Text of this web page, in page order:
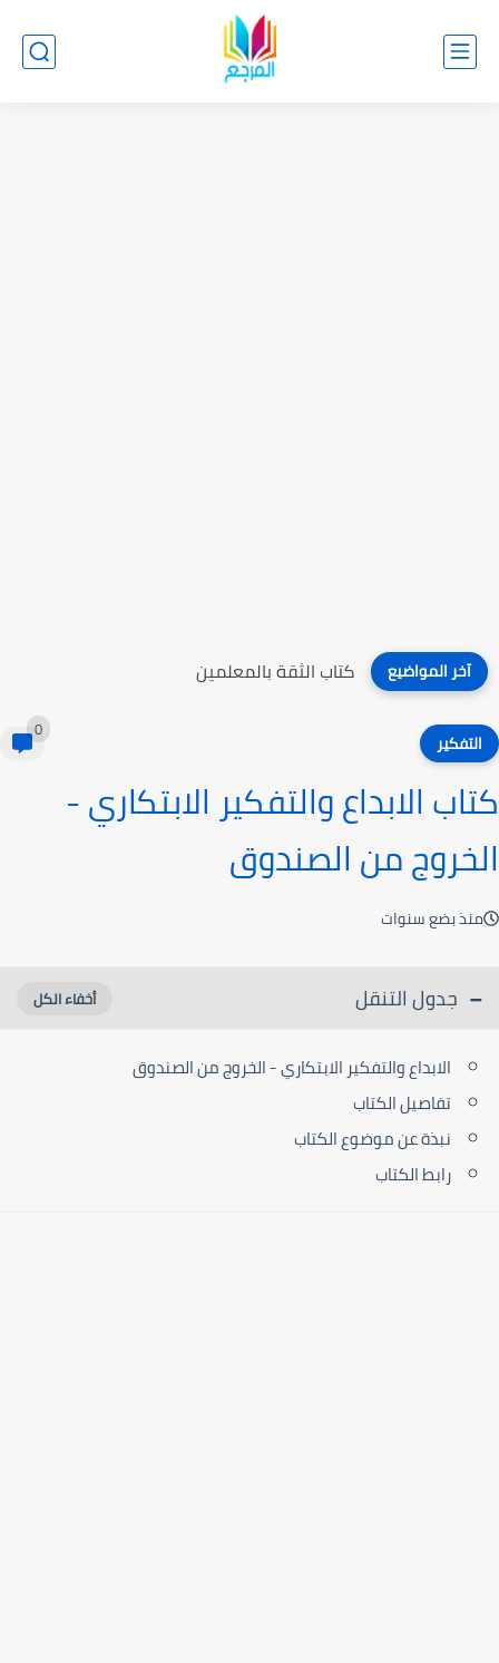
آخر المواضيع كتاب الثقة بالمعلمين
التفكير 0
كتاب الابداع والتفكير الابتكاري -
الخروج من الصندوق
منذ بضع سنوات
جدول التنقل
الابداع والتفكير الابتكاري - الخروج من الصندوق
تفاصيل الكتاب
نبذة عن موضوع الكتاب
رابط الكتاب